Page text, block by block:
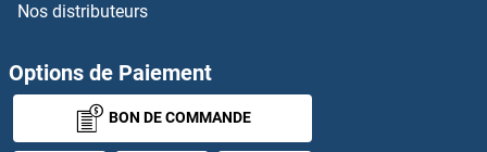
NDUFB1 Anticorps
NDUFB10 Anticorps
NDUFB11 Anticorps
Nos distributeurs
Options de Paiement
BON DE COMMANDE